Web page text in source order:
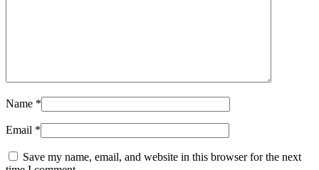
Name *
Email *
Save my name, email, and website in this browser for the next